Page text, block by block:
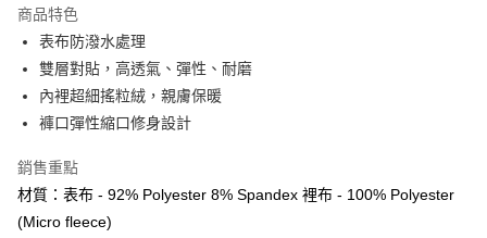
１．於結帳方式選擇「AFTEE先享後付」後，將跳轉至「AFTEE先享後付」
結帳頁面，進行簡訊認證並確認金額後，即可完成結帳。
２．訂單成立數日內，您將收到繳費通知簡訊。
３．收到繳費通知簡訊後14天內，點擊此簡訊中的連結，可透過四大超商／
ATM／網路銀行／等多元方式進行付款，方視為交易完成。
購買商品的店家。未經商家同意取消之訂單仍視為有效，需透過AFTEE先享
※ 交易是否成功請以「AFTEE先享後付 」之結帳頁面顯示為準，若有關於
是否繳費成功／繳費後需取消欲退款等相關疑問，請聯繫「AFTEE先享後付
客戶支援中心」
https://netprotections.freshdesk.com/support/home
7-11取貨付款
每筆NT$60，滿NT$799(含以上)免運費
每筆NT$100，滿NT$799(含以上)免運費
商品特色
表布防潑水處理
雙層對貼，高透氣、彈性、耐磨
內裡超細搖粒絨，親膚保暖
褲口彈性縮口修身設計
銷售重點
材質：表布 - 92% Polyester 8% Spandex 裡布 - 100% Polyester
(Micro fleece)